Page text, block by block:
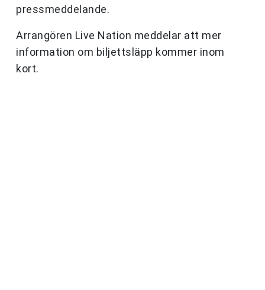
pressmeddelande.
Arrangören Live Nation meddelar att mer
information om biljettsläpp kommer inom
kort.